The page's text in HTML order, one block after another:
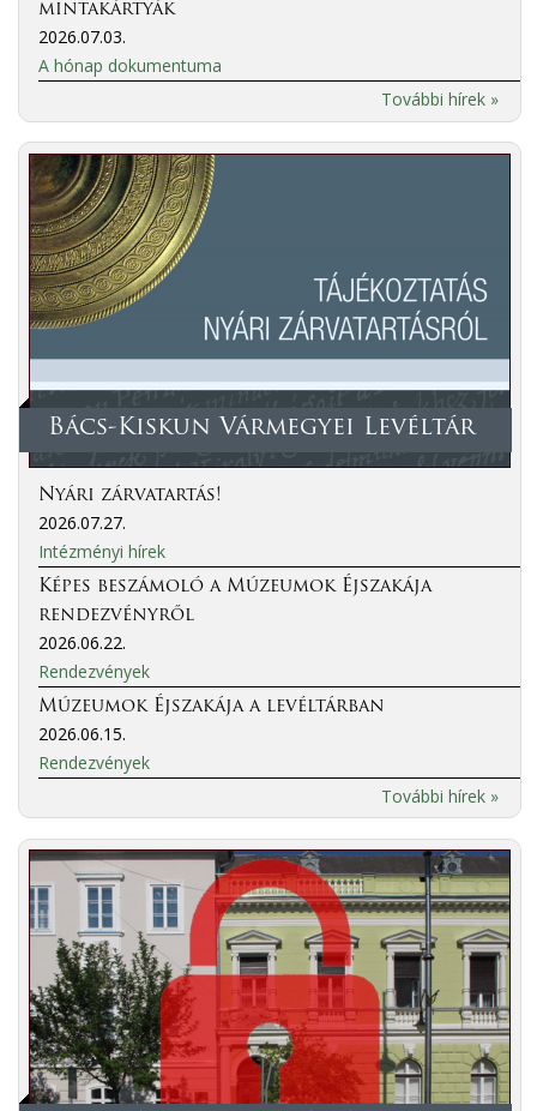
mintakártyák
2026.07.03.
A hónap dokumentuma
További hírek »
Bács-Kiskun Vármegyei Levéltár
Nyári zárvatartás!
2026.07.27.
Intézményi hírek
Képes beszámoló a Múzeumok Éjszakája
rendezvényről
2026.06.22.
Rendezvények
Múzeumok Éjszakája a levéltárban
2026.06.15.
Rendezvények
További hírek »